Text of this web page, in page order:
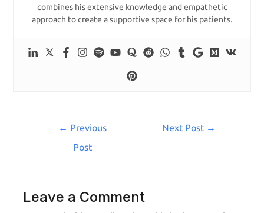
combines his extensive knowledge and empathetic
approach to create a supportive space for his patients.
← Previous
Post
Next Post →
Leave a Comment